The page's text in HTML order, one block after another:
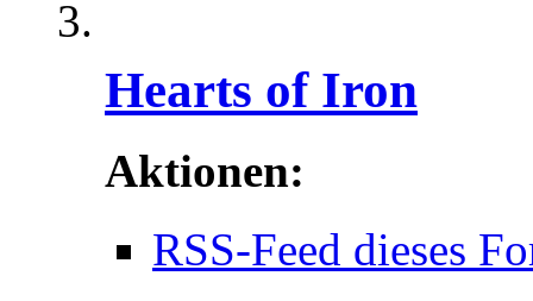
Hearts of Iron
Aktionen:
RSS-Feed dieses